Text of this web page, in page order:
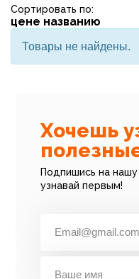
Сортировать по:
цене названию
Товары не найдены.
Хочешь
Подпишись на
узнавай первым!